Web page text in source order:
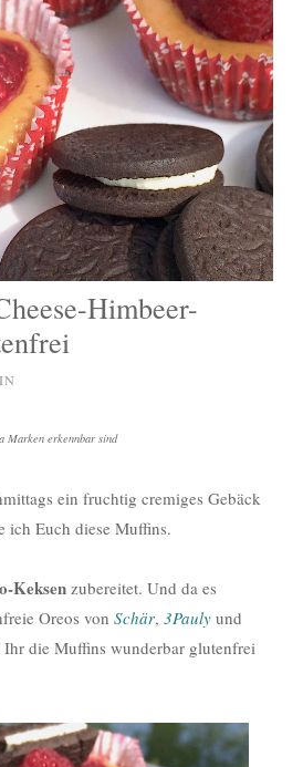
Himbeer-
Marken erkennbar sind
ein fruchtig cremiges Gebäck
ich Euch diese Muffins.
Keksen zubereitet. Und da es
Oreos von Schär, 3Pauly und
die Muffins wunderbar glutenfrei